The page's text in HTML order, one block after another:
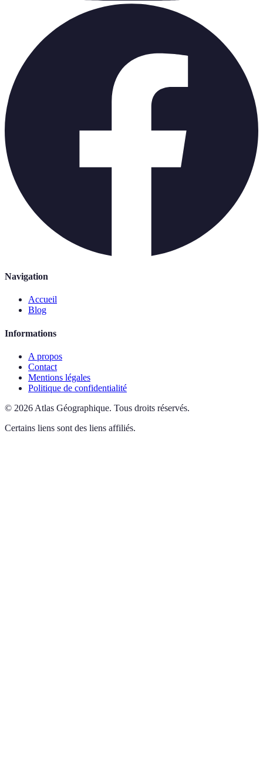
Navigation
Accueil
Blog
Informations
A propos
Contact
Mentions légales
Politique de confidentialité
© 2026 Atlas Géographique. Tous droits réservés.
Certains liens sont des liens affiliés.